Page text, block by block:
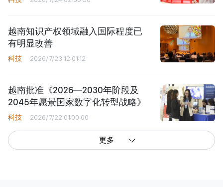
越南知识产权领域融入国际程度已
有明显改善
科技 2026/7/23 12:01:12
越南批准《2026—2030年阶段及
2045年愿景国家数字化转型战略》
科技 2026/7/22 01:00:00
更多